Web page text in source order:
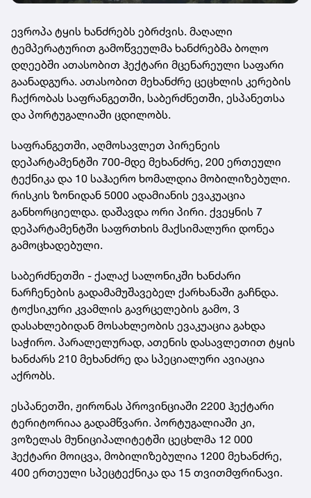
ევროპა ტყის ხანძრებს ებრძვის. მაღალი
ტემპერატურით გამოწვეულმა ხანძრებმა ბოლო
დღეებში ათასობით ჰექტარი მცენარეული საფარი
გაანადგურა. ათასობით მეხანძრე ცეცხლის კერების
ჩაქრობას საფრანგეთში, საბერძნეთში, ესპანეთსა
და პორტუგალიაში ცდილობს.
საფრანგეთში, აღმოსავლეთ პირენეის
დეპარტამენტში 700-მდე მეხანძრე, 200 ერთეული
ტექნიკა და 10 საჰაერო ხომალდია მობილიზებული.
რისკის ზონიდან 5000 ადამიანის ევაკუაცია
განხორციელდა. დაშავდა ორი პირი. ქვეყნის 7
დეპარტამენტში საფრთხის მაქსიმალური დონეა
გამოცხადებული.
საბერძნეთში - ქალაქ სალონიკში ხანძარი
ნარჩენების გადამამუშავებელ ქარხანაში გაჩნდა.
ტოქსიკური კვამლის გავრცელების გამო, 3
დასახლებიდან მოსახლეობის ევაკუაცია გახდა
საჭირო. პარალელურად, ათენის დასავლეთით ტყის
ხანძარს 210 მეხანძრე და სპეციალური ავიაცია
აქრობს.
ესპანეთში, ჟირონას პროვინციაში 2200 ჰექტარი
ტერიტორიაა გადამწვარი. პორტუგალიაში კი,
ვოზელას მუნიციპალიტეტში ცეცხლმა 12 000
ჰექტარი მოიცვა, მობილიზებულია 1200 მეხანძრე,
400 ერთეული სპეცტექნიკა და 15 თვითმფრინავი.